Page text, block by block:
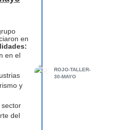
en
en el
y
sector
del
ROJO-TALLER-
30-MAYO